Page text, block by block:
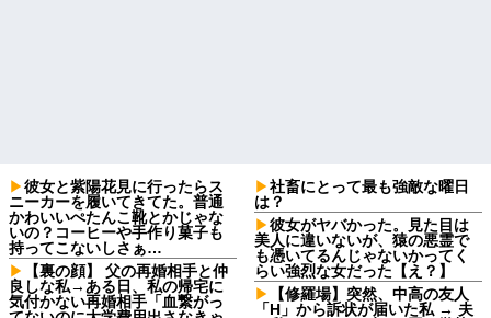
彼女と紫陽花見に行ったらス
ニーカーを履いてきてた。普通
かわいいぺたんこ靴とかじゃな
いの？コーヒーや手作り菓子も
持ってこないしさぁ…
【裏の顔】 父の再婚相手と仲
良しな私→ある日、私の帰宅に
気付かない再婚相手「血繋がっ
社畜にとって最も強敵な曜日
は？
彼女がヤバかった。見た目は
美人に違いないが、猿の悪霊で
も憑いてるんじゃないかってく
らい強烈な女だった【え？】
【修羅場】突然、中高の友人
「H」から訴状が届いた私 → 夫